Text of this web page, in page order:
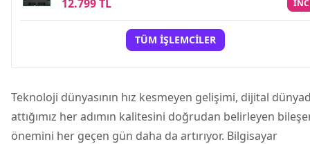
12.799 TL
TÜM İŞLEMCILER
Teknoloji dünyasının hız kesmeyen gelişimi, dijital
attığımız her adımın kalitesini doğrudan belirleyen
önemini her geçen gün daha da artırıyor. Bilgisayar